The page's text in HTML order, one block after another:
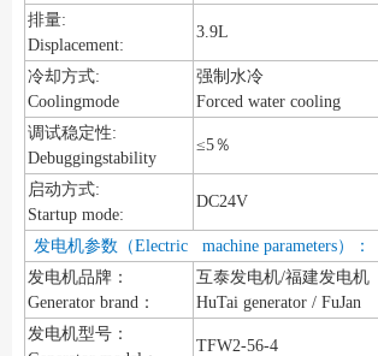
排量:
Displacement:
3.9L
冷却方式:
Coolingmode
强制水冷
Forced water cooling
调试稳定性:
Debuggingstability
≤5％
启动方式:
Startup mode:
DC24V
发电机参数（Electric machine parameters）：
发电机品牌：
Generator brand：
互泰发电机/福建发电机
HuTai generator / FuJan
发电机型号：
TFW2-56-4